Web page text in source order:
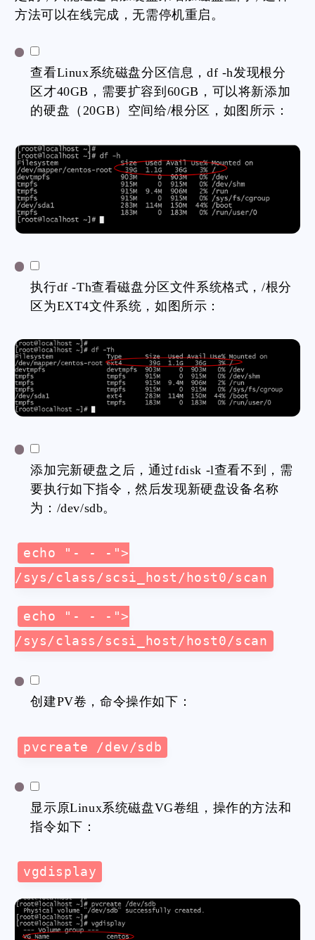
方法可以在线完成，无需停机重启。
查看Linux系统磁盘分区信息，df -h发现根分
区才40GB，需要扩容到60GB，可以将新添加
的硬盘（20GB）空间给/根分区，如图所示：
执行df -Th查看磁盘分区文件系统格式，/根分
区为EXT4文件系统，如图所示：
添加完新硬盘之后，通过fdisk -l查看不到，需
要执行如下指令，然后发现新硬盘设备名称
为：/dev/sdb。
echo "- - -">
/sys/class/scsi_host/host0/scan
echo "- - -">
/sys/class/scsi_host/host0/scan
创建PV卷，命令操作如下：
pvcreate /dev/sdb
显示原Linux系统磁盘VG卷组，操作的方法和
指令如下：
vgdisplay